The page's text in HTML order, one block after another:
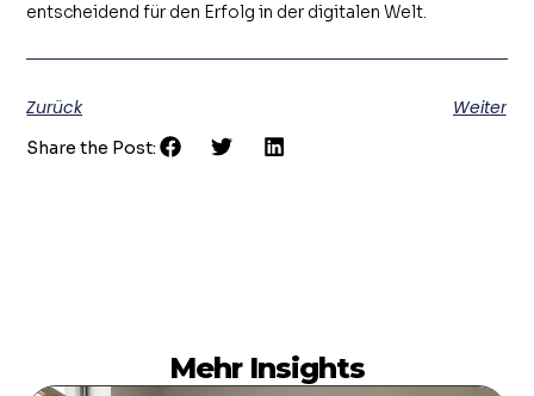
entscheidend für den Erfolg in der digitalen Welt.
Zurück Weiter
Share the Post:
Mehr Insights